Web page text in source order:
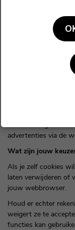
Hoe we cookies
Wanneer je deze
We gebruiken
functies mogelijk te
van derden
advertenties via de
Wat zijn jouw
Als je zelf cookies
laten verwijderen of
jouw webbrowser.
Houd er echter
weigert ze te
functies kan